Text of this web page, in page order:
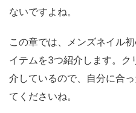
ないですよね。
この章では、メンズネイル
イテムを3つ紹介します。ク
介しているので、自分に合
てくださいね。